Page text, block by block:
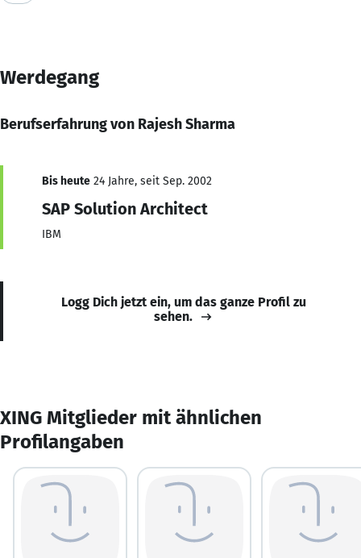
Werdegang
Berufserfahrung von Rajesh Sharma
Bis heute 24 Jahre, seit Sep. 2002
SAP Solution Architect
IBM
Logg Dich jetzt ein, um das ganze Profil zu
sehen.
XING Mitglieder mit ähnlichen
Profilangaben